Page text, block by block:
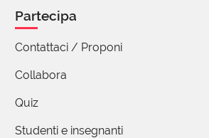
Partecipa
Contattaci / Proponi
Collabora
Quiz
Studenti e insegnanti